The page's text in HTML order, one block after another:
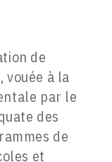
de
vouée à la
par le
des
de
et